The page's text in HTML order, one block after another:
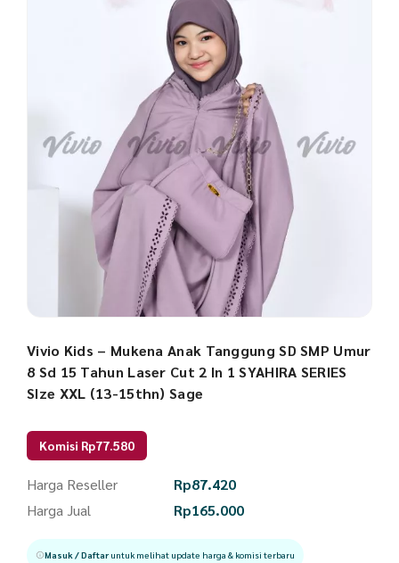
Vivio Kids – Mukena Anak Tanggung SD SMP Umur
8 Sd 15 Tahun Laser Cut 2 In 1 SYAHIRA SERIES
SIze XXL (13-15thn) Sage
Komisi Rp77.580
Harga Reseller Rp87.420
Harga Jual
Rp165.000
Masuk / Daftaruntuk melihat update harga & komisi terbaru